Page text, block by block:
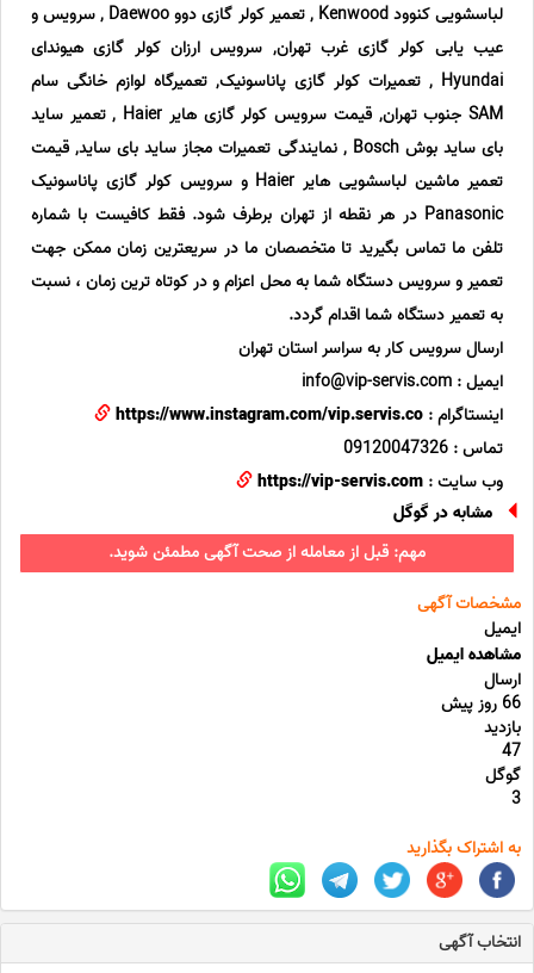
لباسشویی کنوود Kenwood , تعمیر کولر گازی دوو Daewoo , سرویس و
عیب یابی کولر گازی غرب تهران, سرویس ارزان کولر گازی هیوندای
Hyundai , تعمیرات کولر گازی پاناسونیک, تعمیرگاه لوازم خانگی سام
SAM جنوب تهران, قیمت سرویس کولر گازی هایر Haier , تعمیر ساید
بای ساید بوش Bosch , نمایندگی تعمیرات مجاز ساید بای ساید, قیمت
تعمیر ماشین لباسشویی هایر Haier و سرویس کولر گازی پاناسونیک
Panasonic در هر نقطه از تهران برطرف شود. فقط کافیست با شماره
تلفن ما تماس بگیرید تا متخصصان ما در سریعترین زمان ممکن جهت
تعمیر و سرویس دستگاه شما به محل اعزام و در کوتاه ترین زمان ، نسبت
به تعمیر دستگاه شما اقدام گردد.
ارسال سرویس کار به سراسر استان تهران
ایمیل : info@vip-servis.com
اینستاگرام : https://www.instagram.com/vip.servis.co
تماس : 09120047326
وب سایت : https://vip-servis.com
مشابه در گوگل
مهم: قبل از معامله از صحت آگهی مطمئن شوید.
مشخصات آگهی
ایمیل
مشاهده ایمیل
ارسال
66 روز پیش
بازدید
47
گوگل
3
به اشتراک بگذارید
انتخاب آگهی